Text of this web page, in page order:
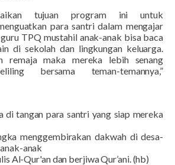
tujuan program ini untuk
para santri dalam mengajar
TPQ mustahil anak-anak bisa baca
di sekolah dan lingkungan keluarga.
remaja maka mereka lebih senang
bersama teman-temannya,”
di tangan para santri yang siap mereka
menggembirakan dakwah di desa-
anak
Al-Qur'an dan berjiwa Qur’ani. (hb)